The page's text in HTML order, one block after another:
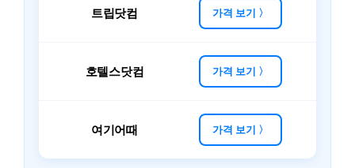
트립닷컴 가격 보기 〉
호텔스닷컴 가격 보기 〉
여기어때 가격 보기 〉